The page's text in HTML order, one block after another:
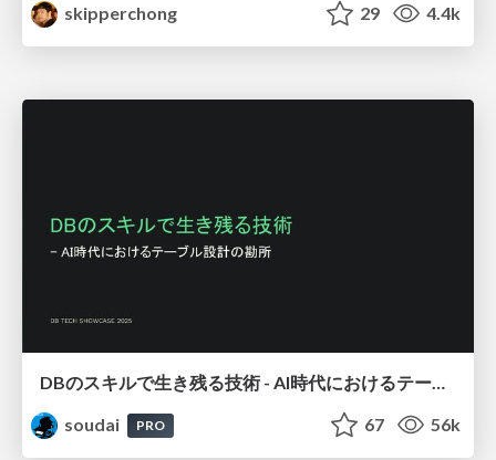
skipperchong
29 4.4k
DBのスキルで生き残る技術 - AI時代におけるテーブル設計の勘所
soudai
PRO 67 56k